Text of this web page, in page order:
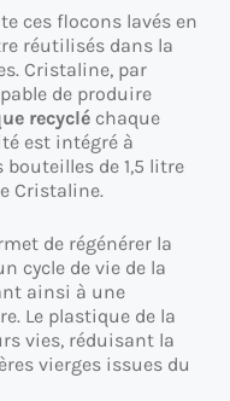
ces flocons lavés en
réutilisés dans la
Cristaline, par
de produire
recyclé chaque
est intégré à
de 1,5 litre
Cristaline.
de régénérer la
cycle de vie de la
ainsi à une
Le plastique de la
vies, réduisant la
vierges issues du